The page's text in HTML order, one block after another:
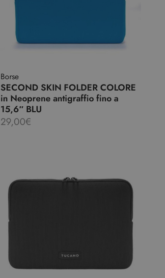
Borse
SECOND SKIN FOLDER COLORE
in Neoprene antigraffio fino a
15,6″ BLU
29,00€